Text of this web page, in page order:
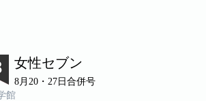
女性セブン
8月20・27日合併号
館